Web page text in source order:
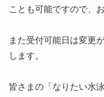
ことも可能ですので、
また受付可能日は変更
します。
皆さまの「なりたい水